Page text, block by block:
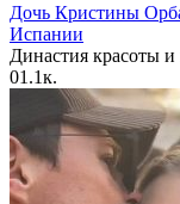
Дочь Кристины
Испании
Династия красоты
01.1к.